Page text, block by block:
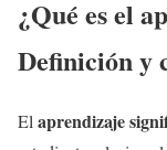
¿Qué es el
Definición y
El aprendizaje